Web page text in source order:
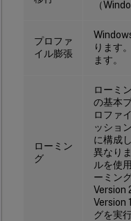
（
プロファ
イル膨張
ります
ます。
ローミン
グ
ローミ
の基本
ロファ
ッショ
に構成
異なり
ルを使
ーミン
Version
Version
グを実